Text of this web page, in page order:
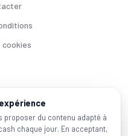
cookies
|
proposer du contenu adapté à
chaque jour. En acceptant,